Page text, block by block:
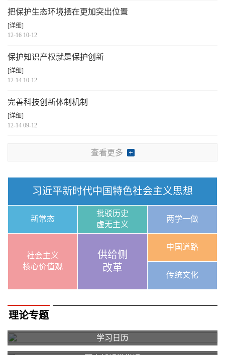
把保护生态环境摆在更加突出位置
[详细]
12-16 10-12
保护知识产权就是保护创新
[详细]
12-14 10-12
完善科技创新体制机制
[详细]
12-14 09-12
查看更多
习近平新时代中国特色社会主义思想
新常态
批驳历史
虚无主义
两学一做
社会主义
核心价值观
供给侧
改革
中国道路
传统文化
理论专题
学习日历